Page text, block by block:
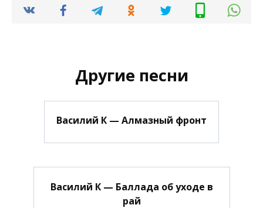
Другие песни
Василий К — Алмазный фронт
Василий К — Баллада об уходе в
рай